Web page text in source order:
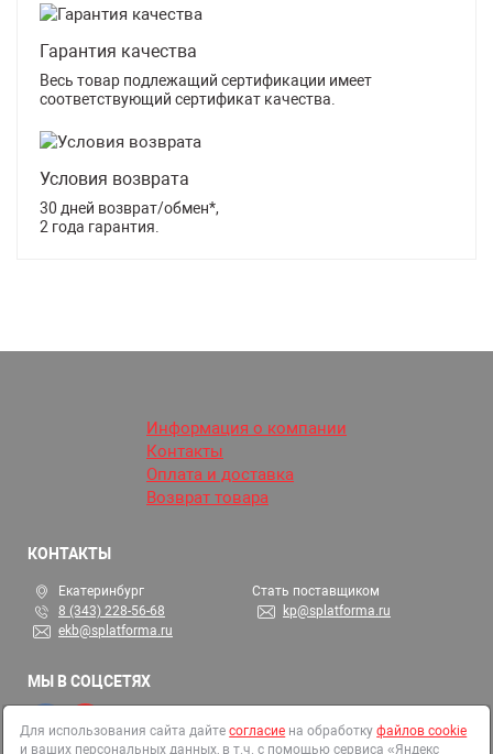
Гарантия качества
Весь товар подлежащий сертификации имеет
соответствующий сертификат качества.
Условия возврата
30 дней возврат/обмен*,
2 года гарантия.
Информация о компании
Контакты
Оплата и доставка
Возврат товара
КОНТАКТЫ
Екатеринбург
8 (343) 228-56-68
ekb@splatforma.ru
Стать поставщиком
kp@splatforma.ru
МЫ В СОЦСЕТЯХ
Для использования сайта дайтесогласие на обработкуфайлов cookie
и ваших персональных данных, в т.ч. с помощью сервиса «Яндекс